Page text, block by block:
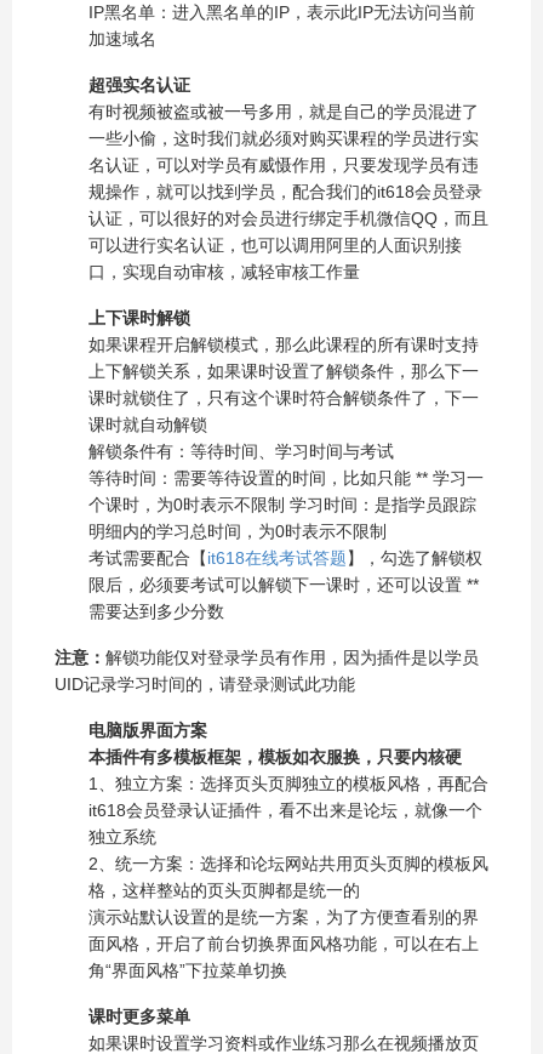
IP黑名单：进入黑名单的IP，表示此IP无法访问当前
加速域名
超强实名认证
有时视频被盗或被一号多用，就是自己的学员混进了
一些小偷，这时我们就必须对购买课程的学员进行实
名认证，可以对学员有威慑作用，只要发现学员有违
规操作，就可以找到学员，配合我们的it618会员登录
认证，可以很好的对会员进行绑定手机微信QQ，而且
可以进行实名认证，也可以调用阿里的人面识别接
口，实现自动审核，减轻审核工作量
上下课时解锁
如果课程开启解锁模式，那么此课程的所有课时支持
上下解锁关系，如果课时设置了解锁条件，那么下一
课时就锁住了，只有这个课时符合解锁条件了，下一
课时就自动解锁
解锁条件有：等待时间、学习时间与考试
等待时间：需要等待设置的时间，比如只能 ** 学习一
个课时，为0时表示不限制 学习时间：是指学员跟踪
明细内的学习总时间，为0时表示不限制
考试需要配合【it618在线考试答题】，勾选了解锁权
限后，必须要考试可以解锁下一课时，还可以设置 **
需要达到多少分数
注意： 解锁功能仅对登录学员有作用，因为插件是以学员
UID记录学习时间的，请登录测试此功能
电脑版界面方案
本插件有多模板框架，模板如衣服换，只要内核硬
1、独立方案：选择页头页脚独立的模板风格，再配合
it618会员登录认证插件，看不出来是论坛，就像一个
独立系统
2、统一方案：选择和论坛网站共用页头页脚的模板风
格，这样整站的页头页脚都是统一的
演示站默认设置的是统一方案，为了方便查看别的界
面风格，开启了前台切换界面风格功能，可以在右上
角“界面风格”下拉菜单切换
课时更多菜单
如果课时设置学习资料或作业练习那么在视频播放页